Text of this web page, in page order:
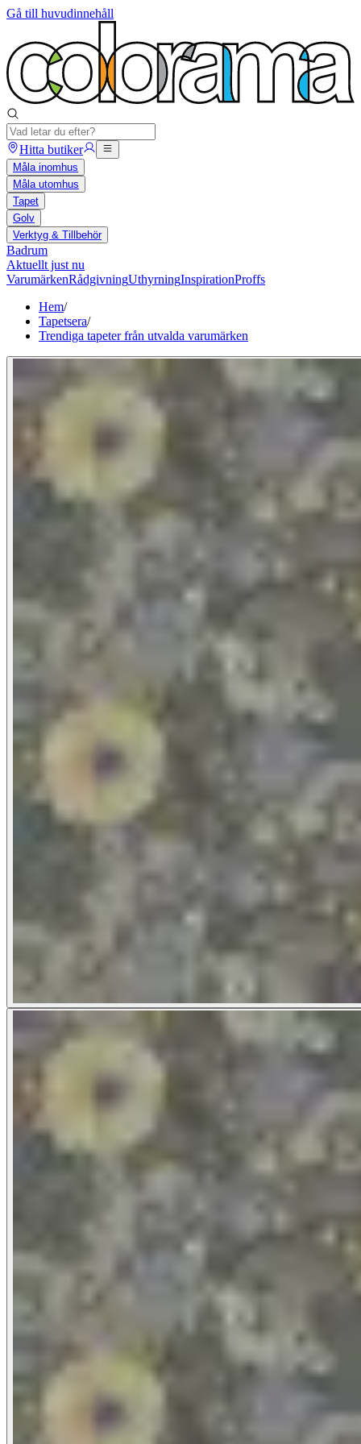
Gå till huvudinnehåll
Hitta butiker
Måla inomhus
Måla utomhus
Tapet
Golv
Verktyg & Tillbehör
Badrum
Aktuellt just nu
VarumärkenRådgivningUthyrningInspirationProffs
Hem/
Tapetsera/
Trendiga tapeter från utvalda varumärken